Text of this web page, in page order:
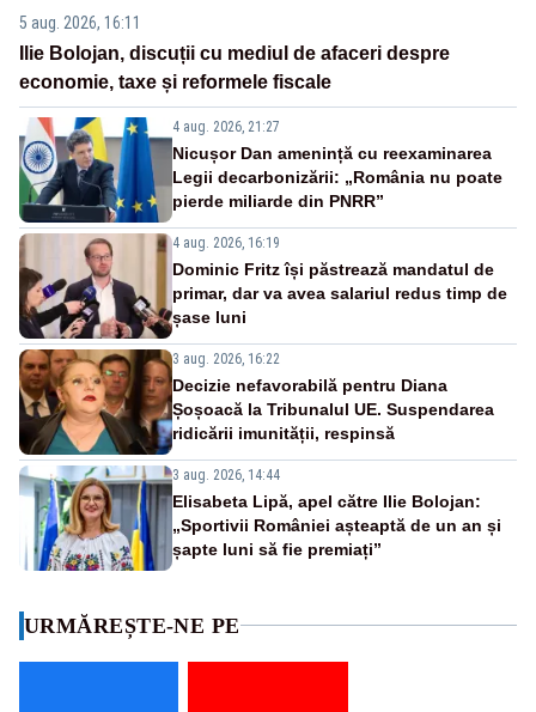
5 aug. 2026, 16:11
Ilie Bolojan, discuții cu mediul de afaceri despre
economie, taxe și reformele fiscale
4 aug. 2026, 21:27
Nicușor Dan amenință cu reexaminarea
Legii decarbonizării: „România nu poate
pierde miliarde din PNRR”
4 aug. 2026, 16:19
Dominic Fritz își păstrează mandatul de
primar, dar va avea salariul redus timp de
șase luni
3 aug. 2026, 16:22
Decizie nefavorabilă pentru Diana
Șoșoacă la Tribunalul UE. Suspendarea
ridicării imunității, respinsă
3 aug. 2026, 14:44
Elisabeta Lipă, apel către Ilie Bolojan:
„Sportivii României așteaptă de un an și
șapte luni să fie premiați”
URMĂREȘTE-NE PE